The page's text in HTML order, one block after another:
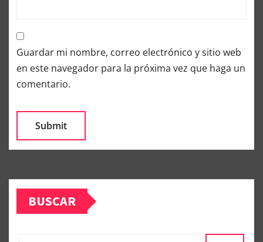
Guardar mi nombre, correo electrónico y sitio web
en este navegador para la próxima vez que haga un
comentario.
BUSCAR